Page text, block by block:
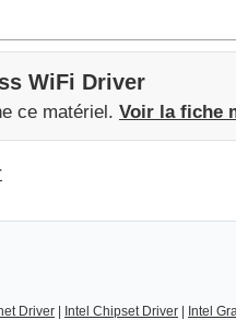
WiFi Driver
ce matériel. Voir la fiche
Driver Intel Chipset Driver
Intel